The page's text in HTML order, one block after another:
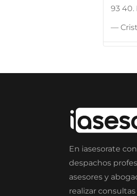
93 40.
—
En iasesorate
despachos
asesores y
realizar